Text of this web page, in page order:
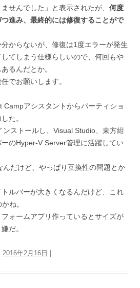
せんでした」と表示されたが、 何度
進み、最終的には修復することがで
からないが、修復は1度エラーが発生
てしまう仕様らしいので、何回もや
るんだとか。
でお願いします。
Campアシスタントからパーティショ
た。
ストールし、Visual Studio、東方紺
のHyper-V Server管理に活躍してい
だけど、やっぱり互換性の問題とか
ルバーが大きくなるんだけど、これ
ね。
ォームアプリ作っているとサイズが
だ。
2016年2月16日